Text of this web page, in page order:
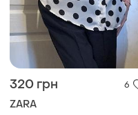
320 грн 6
ZARA